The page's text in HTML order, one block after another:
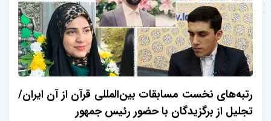
رتبه‌های نخست مسابقات بین‌المللی قرآن از آن ایران/
تجلیل از برگزیدگان با حضور رئیس جمهور